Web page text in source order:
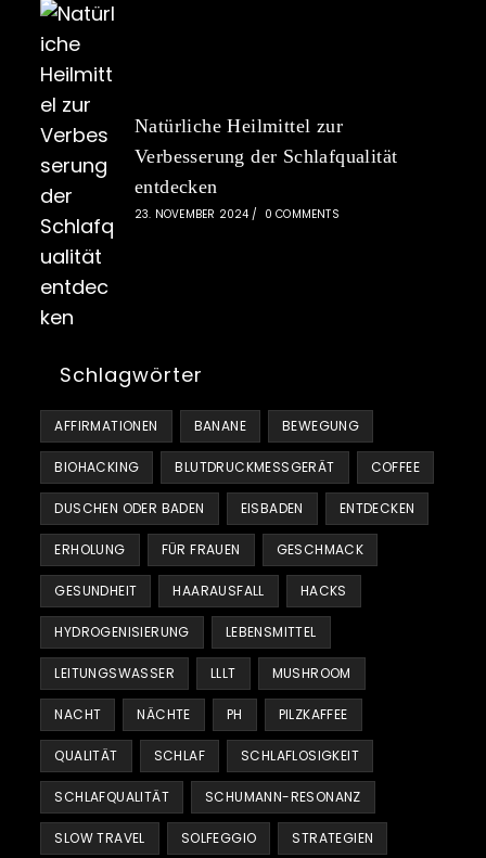
Natürliche Heilmittel zur
Verbesserung der Schlafqualität
entdecken
23. NOVEMBER 2024 / 0 COMMENTS
Schlagwörter
AFFIRMATIONEN BANANE BEWEGUNG
BIOHACKING BLUTDRUCKMESSGERÄT COFFEE
DUSCHEN ODER BADEN EISBADEN ENTDECKEN
ERHOLUNG FÜR FRAUEN GESCHMACK
GESUNDHEIT HAARAUSFALL HACKS
HYDROGENISIERUNG LEBENSMITTEL
LEITUNGSWASSER LLLT MUSHROOM
NACHT NÄCHTE PH PILZKAFFEE
QUALITÄT SCHLAF SCHLAFLOSIGKEIT
SCHLAFQUALITÄT SCHUMANN-RESONANZ
SLOW TRAVEL SOLFEGGIO STRATEGIEN